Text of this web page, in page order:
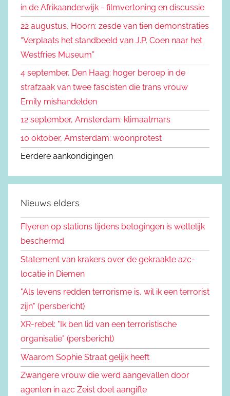
a
a
:
n
in de Afrikaanderwijk - filmvertoning en discussie
22 augustus, Hoorn: zesde van tien demonstraties
“Verplaats het standbeeld van J.P. Coen naar het
Westfries Museum”
4 september, Den Haag: hoger beroep in de
strafzaak van twee fascisten die trans vrouw
Emily mishandelden
12 september, Amsterdam: klimaatmars
10 oktober, Amsterdam: woonprotest
Eerdere aankondigingen
Nieuws elders
Flyeren op stations tijdens betogingen is wettelijk
beschermd
Statement van krakers over de gekraakte azc-
locatie in Diemen
"Als levens redden terrorisme is, wil ik een terrorist
zijn" (persbericht)
XR-rebel: "Ik ben lid van een terroristische
organisatie" (persbericht)
Waarom Sophie Straat gelijk heeft
Zwangere vrouw die werd aangevallen door
agenten in azc Zeist doet aangifte